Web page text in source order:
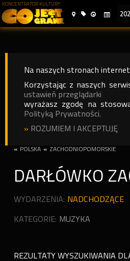
KONCENTRATOR KULTURY
Na naszych stronach
Korzystając z naszych
ustawień przeglądarki
wyrażasz zgodę na
Polityką Prywatności.
» ROZUMIEM I AKCEPTUJĘ
« POLSKA « ZACHODNIOPOMORSKIE
DARŁÓWKO
WYDARZENIA: NADCHODZĄCE
KATEGORIE: MUZYKA
REZULTATY WYSZUKIWANIA